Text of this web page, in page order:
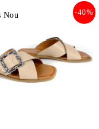
-40%